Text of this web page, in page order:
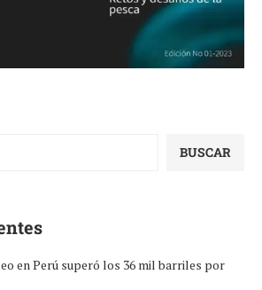
BUSCAR
en Perú superó los 36 mil barriles por